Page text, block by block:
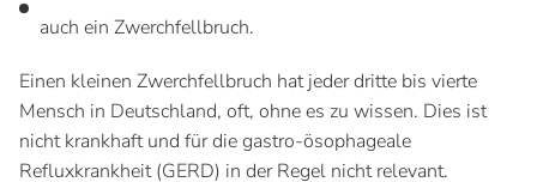
auch ein Zwerchfellbruch.
Einen kleinen Zwerchfellbruch hat jeder dritte bis vierte
Mensch in Deutschland, oft, ohne es zu wissen. Dies ist
nicht krankhaft und für die gastro-ösophageale
Refluxkrankheit (GERD) in der Regel nicht relevant.